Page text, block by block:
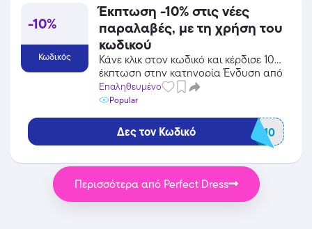
-10%
Κωδικός
Έκπτωση -10% στις νέες
παραλαβές, με τη χρήση του
κωδικού
Κάνε κλικ στον κωδικό και κέρδισε 10%
έκπτωση στην κατηγορία Ένδυση από
το Perfect Dress!
Επαληθευμένο
Popular
Δες τον Κωδικό OFF10
Περισσότερα από Perfect Dress